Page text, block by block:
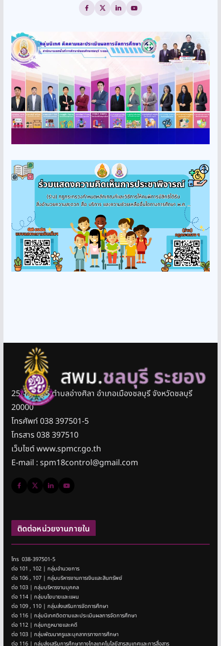
25/11 หมู่ 5 ตำบลอ่างศิลา อำเภอเมืองชลบุรี จังหวัดชลบุรี
20000
โทรศัพท์ 038 397501-5
โทรสาร 038 397510
เว็บไซต์ www.spmcr.go.th
E-mail : spm18control@gmail.com
ติดต่อหน่วยงานภายใน
โทร 038-397501-5
ต่อ 101 , 102 | กลุ่มอำนวยการ
ต่อ 106 , 107 | กลุ่มบริหารงานการเงินและสินทรัพย์
ต่อ 103 | กลุ่มบริหารงานบุคคล
ต่อ 114 | กลุ่มนโยบายและแผน
ต่อ 109 , 110 | กลุ่มส่งเสริมการจัดการศึกษา
ต่อ 116 | กลุ่มนิเทศติดตามและประเมินผลการจัดการศึกษา
ต่อ 112 | กลุ่มกฎหมายและคดี
ต่อ 103 | กลุ่มพัฒนาครูและบุคลากรทางการศึกษา
ต่อ 116 | กลุ่มส่งเสริมการศึกษาทางไกลเทคโนโลยีสารสนเทศและการสื่อสาร